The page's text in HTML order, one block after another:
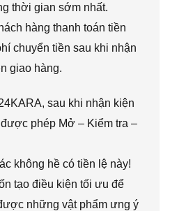
thời gian sớm nhất.
hàng thanh toán tiền
chuyển tiền sau khi nhận
giao hàng.
sau khi nhận kiện
phép Mở – Kiểm tra –
không hề có tiền lệ này!
tạo điều kiện tối ưu để
những vật phẩm ưng ý